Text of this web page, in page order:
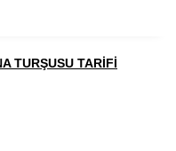
TURŞUSU TARİFİ